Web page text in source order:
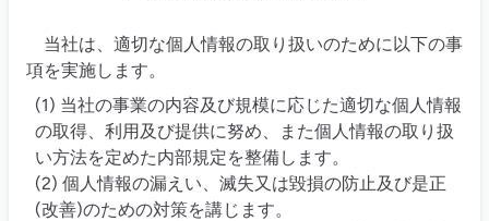
当社は、適切な個人情報の取り扱いのために以下の事
項を実施します。
(1) 当社の事業の内容及び規模に応じた適切な個人情報
の取得、利用及び提供に努め、また個人情報の取り扱
い方法を定めた内部規定を整備します。
(2) 個人情報の漏えい、滅失又は毀損の防止及び是正
(改善)のための対策を講じます。